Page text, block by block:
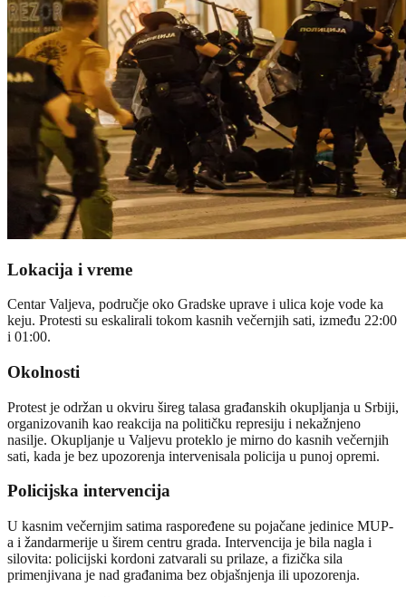
Lokacija i vreme
Centar Valjeva, područje oko Gradske uprave i ulica koje vode ka
keju. Protesti su eskalirali tokom kasnih večernjih sati, između 22:00
i 01:00.
Okolnosti
Protest je održan u okviru šireg talasa građanskih okupljanja u Srbiji,
organizovanih kao reakcija na političku represiju i nekažnjeno
nasilje. Okupljanje u Valjevu proteklo je mirno do kasnih večernjih
sati, kada je bez upozorenja intervenisala policija u punoj opremi.
Policijska intervencija
U kasnim večernjim satima raspoređene su pojačane jedinice MUP-
a i žandarmerije u širem centru grada. Intervencija je bila nagla i
silovita: policijski kordoni zatvarali su prilaze, a fizička sila
primenjivana je nad građanima bez objašnjenja ili upozorenja.